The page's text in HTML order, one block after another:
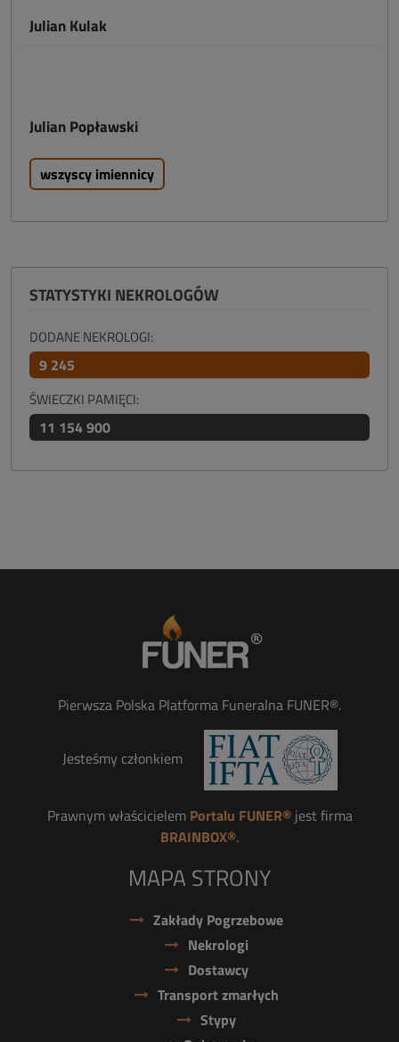
Julian Kulak
Julian Popławski
wszyscy imiennicy
STATYSTYKI NEKROLOGÓW
DODANE NEKROLOGI:
9 245
ŚWIECZKI PAMIĘCI:
11 154 900
Pierwsza Polska Platforma Funeralna FUNER®.
Jesteśmy członkiem
Prawnym właścicielem Portalu FUNER®jest firma
BRAINBOX®.
MAPA STRONY
Zakłady Pogrzebowe
Nekrologi
Dostawcy
Transport zmarłych
Stypy